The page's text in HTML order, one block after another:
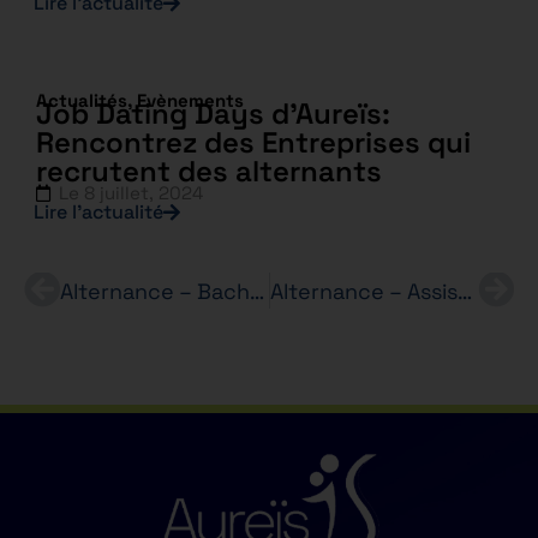
Actualités,Evènements
Job Dating Days d’Aureïs:
Rencontrez des Entreprises qui
recrutent des alternants
Lire l’actualité
Alternance – Bachelor RH en 3 ans – Assistant(e) RH Alternance – Assistant(e) Ressources Humaines – ZARA – Bachelor RH en 3 ans